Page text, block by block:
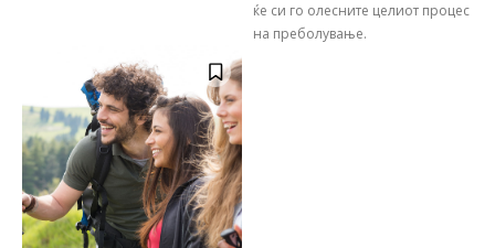
ќе си го олесните целиот процес
на преболување.